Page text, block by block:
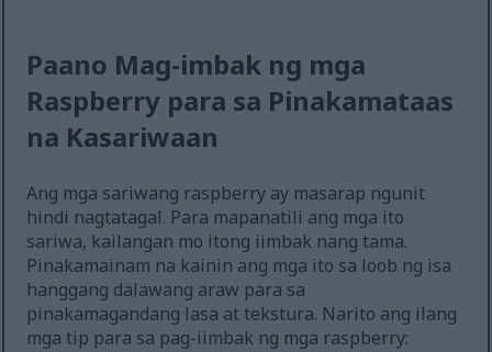
Paano Mag-imbak ng mga
Raspberry para sa Pinakamataas
na Kasariwaan
Ang mga sariwang raspberry ay masarap ngunit
hindi nagtatagal. Para mapanatili ang mga ito
sariwa, kailangan mo itong iimbak nang tama.
Pinakamainam na kainin ang mga ito sa loob ng isa
hanggang dalawang araw para sa
pinakamagandang lasa at tekstura. Narito ang ilang
mga tip para sa pag-iimbak ng mga raspberry: